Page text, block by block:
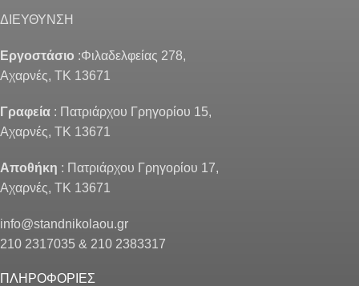
ΔΙΕΥΘΥΝΣΗ
Εργοστάσιο :Φιλαδελφείας 278,
Αχαρνές, ΤΚ 13671
Γραφεία : Πατριάρχου Γρηγορίου 15,
Αχαρνές, ΤΚ 13671
Αποθήκη : Πατριάρχου Γρηγορίου 17,
Αχαρνές, ΤΚ 13671
info@standnikolaou.gr
210 2317035 & 210 2383317
ΠΛΗΡΟΦΟΡΙΕΣ